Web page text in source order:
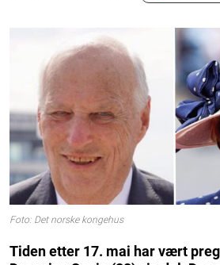
Foto: Det norske kongehus
Tiden etter 17. mai har vært